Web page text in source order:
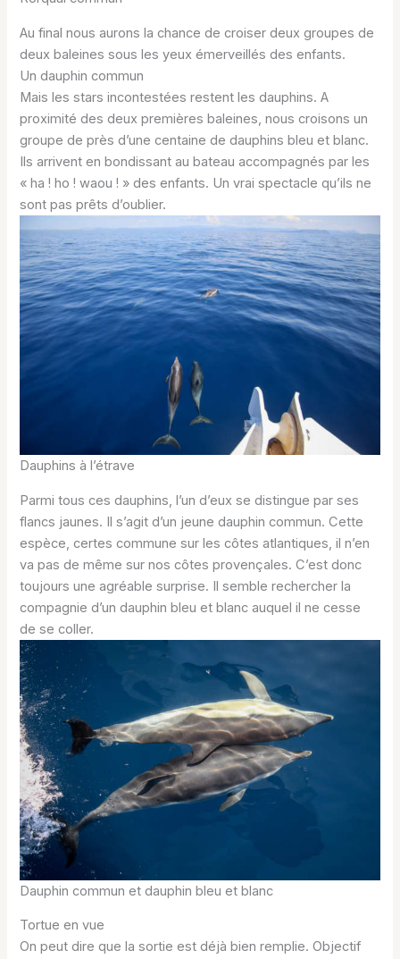
Au final nous aurons la chance de croiser deux groupes de
deux baleines sous les yeux émerveillés des enfants.
Un dauphin commun
Mais les stars incontestées restent les dauphins. A
proximité des deux premières baleines, nous croisons un
groupe de près d’une centaine de dauphins bleu et blanc.
Ils arrivent en bondissant au bateau accompagnés par les
« ha ! ho ! waou ! » des enfants. Un vrai spectacle qu’ils ne
sont pas prêts d’oublier.
Dauphins à l’étrave
Parmi tous ces dauphins, l’un d’eux se distingue par ses
flancs jaunes. Il s’agit d’un jeune dauphin commun. Cette
espèce, certes commune sur les côtes atlantiques, il n’en
va pas de même sur nos côtes provençales. C’est donc
toujours une agréable surprise. Il semble rechercher la
compagnie d’un dauphin bleu et blanc auquel il ne cesse
de se coller.
Dauphin commun et dauphin bleu et blanc
Tortue en vue
On peut dire que la sortie est déjà bien remplie. Objectif